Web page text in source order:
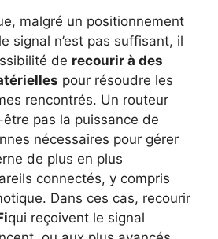
malgré un positionnement
signal n’est pas suffisant, il
de recourir à des
pour résoudre les
rencontrés. Un routeur
être pas la puissance de
nécessaires pour gérer
de plus en plus
connectés, y compris
Dans ces cas, recourir
qui reçoivent le signal